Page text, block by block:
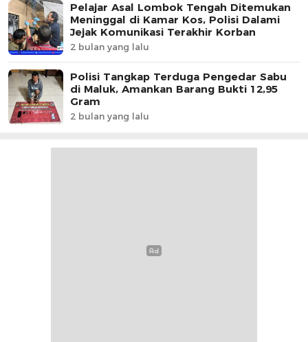
Pelajar Asal Lombok Tengah Ditemukan
Meninggal di Kamar Kos, Polisi Dalami
Jejak Komunikasi Terakhir Korban
2 bulan yang lalu
Polisi Tangkap Terduga Pengedar Sabu
di Maluk, Amankan Barang Bukti 12,95
Gram
2 bulan yang lalu